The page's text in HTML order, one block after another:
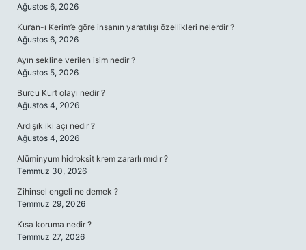
Ağustos 6, 2026
Kur’an-ı Kerim’e göre insanın yaratılışı özellikleri nelerdir ?
Ağustos 6, 2026
Ayın sekline verilen isim nedir ?
Ağustos 5, 2026
Burcu Kurt olayı nedir ?
Ağustos 4, 2026
Ardışık iki açı nedir ?
Ağustos 4, 2026
Alüminyum hidroksit krem zararlı mıdır ?
Temmuz 30, 2026
Zihinsel engeli ne demek ?
Temmuz 29, 2026
Kısa koruma nedir ?
Temmuz 27, 2026